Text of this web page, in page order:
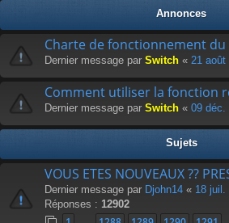
Annonces
Charte de fonctionnement
Dernier message par Switch « 21 août
Comment utiliser la fonction
Dernier message par Switch « 09 déc.
Sujets
VOUS ETES NOUVEAUX ??
Dernier message par Djohn14 « 18 juil.
Réponses : 12902